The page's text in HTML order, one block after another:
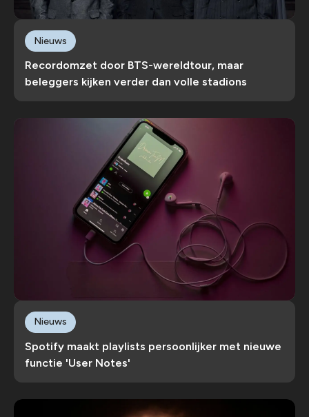
Recordomzet door BTS-wereldtour, maar
beleggers kijken verder dan volle stadions
Nieuws
Spotify maakt playlists persoonlijker met nieuwe
functie 'User Notes'
Nieuws